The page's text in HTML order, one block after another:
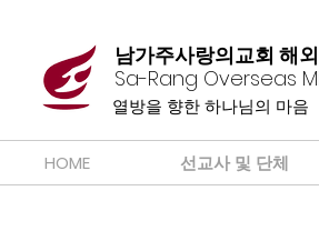
남가주사랑의교회 해
Sa-Rang Overseas
​열방을 향한 하나님의 마음
HOME 선교사 및 단체